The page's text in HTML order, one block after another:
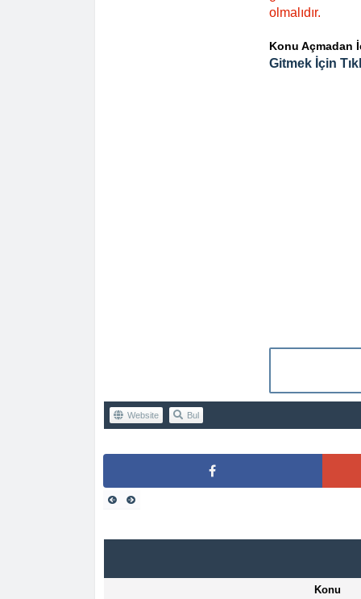
olmalıdır.
Konu Açmadan
Gitmek İçin
Website Bul
Konu